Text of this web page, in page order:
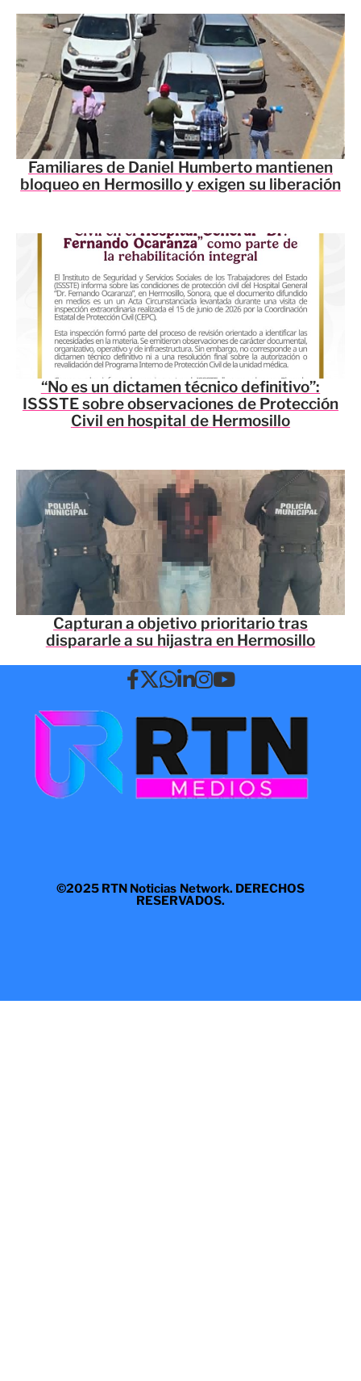
Familiares de Daniel Humberto mantienen
bloqueo en Hermosillo y exigen su liberación
“No es un dictamen técnico definitivo”:
ISSSTE sobre observaciones de Protección
Civil en hospital de Hermosillo
Capturan a objetivo prioritario tras
dispararle a su hijastra en Hermosillo
©2025 RTN Noticias Network. DERECHOS
RESERVADOS.